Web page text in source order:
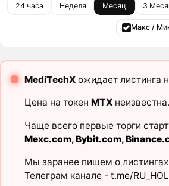
24 часа Неделя Месяц 3
Макс /
MediTechXожидает листинга
Цена на токен MTXнеизвестна.
Чаще всего первые торги
Mexc.com,Bybit.com,
Мы заранее пишем о листингах
Телеграм канале - t.me/